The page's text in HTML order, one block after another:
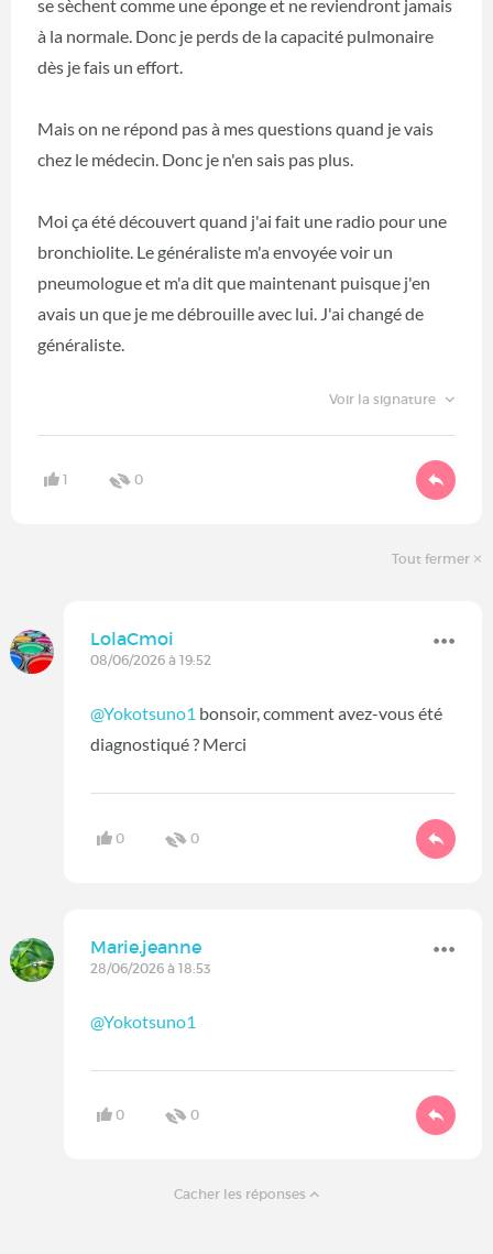
se sèchent comme une éponge et ne reviendront jamais
à la normale. Donc je perds de la capacité pulmonaire
dès je fais un effort.
Mais on ne répond pas à mes questions quand je vais
chez le médecin. Donc je n'en sais pas plus.
Moi ça été découvert quand j'ai fait une radio pour une
bronchiolite. Le généraliste m'a envoyée voir un
pneumologue et m'a dit que maintenant puisque j'en
avais un que je me débrouille avec lui. J'ai changé de
généraliste.
Voir la signature
1 0
Tout fermer
LolaCmoi
08/06/2026 à 19:52
@Yokotsuno1 bonsoir, comment avez-vous été
diagnostiqué ? Merci
0 0
Marie.jeanne
28/06/2026 à 18:53
@Yokotsuno1
0 0
Cacher les réponses